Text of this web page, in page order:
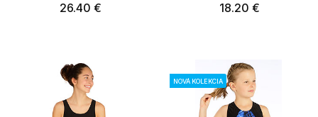
26.40 €
18.20 €
NOVÁ KOLEKCIA